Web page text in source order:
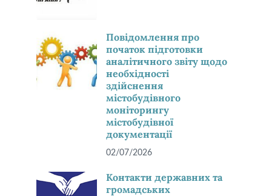
Повідомлення про
початок підготовки
аналітичного звіту щодо
необхідності
здійснення
містобудівного
моніторингу
містобудівної
документації
02/07/2026
Контакти державних та
громадських